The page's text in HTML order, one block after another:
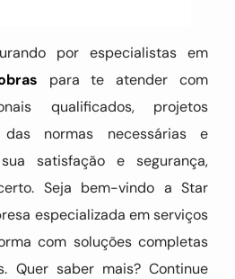
por especialistas em
para te atender com
qualificados, projetos
normas necessárias e
satisfação e segurança,
Seja bem-vindo a Star
especializada em serviços
com soluções completas
Quer saber mais? Continue